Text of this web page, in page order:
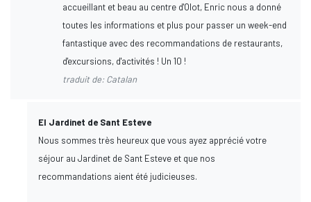
accueillant et beau au centre d'Olot, Enric nous a donné
toutes les informations et plus pour passer un week-end
fantastique avec des recommandations de restaurants,
d'excursions, d'activités ! Un 10 !
traduit de: Catalan
El Jardinet de Sant Esteve
Nous sommes très heureux que vous ayez apprécié votre
séjour au Jardinet de Sant Esteve et que nos
recommandations aient été judicieuses.